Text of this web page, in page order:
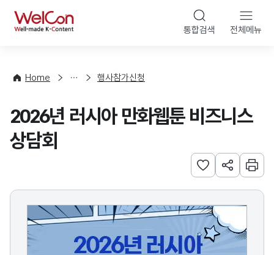
WelCon 통합검색 전체메뉴
Home
사
청
행사참가신청
2026년 러시아 만화웹툰 비즈니스
상담회
관심사 등록하기
URL 공유하
인쇄